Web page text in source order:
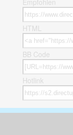
Empfohlen
HTML
BB Code
Hotlink